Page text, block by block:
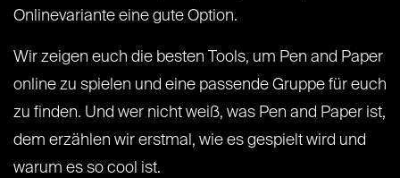
Onlinevariante eine gute Option.
Wir zeigen euch die besten Tools, um Pen and Paper
online zu spielen und eine passende Gruppe für euch
zu finden. Und wer nicht weiß, was Pen and Paper ist,
dem erzählen wir erstmal, wie es gespielt wird und
warum es so cool ist.